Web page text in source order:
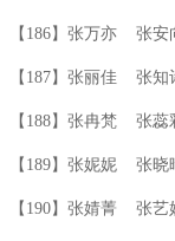
【186】张万亦 张
【187】张丽佳 张
【188】张冉梵 张
【189】张妮妮 张
【190】张婧菁 张